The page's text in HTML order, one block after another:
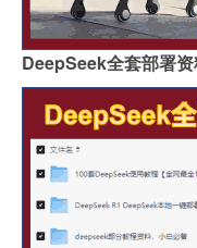
DeepSeek全套部署